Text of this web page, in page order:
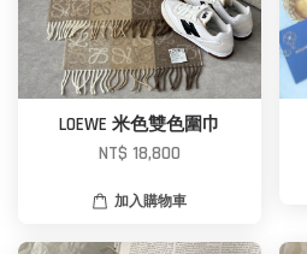
LOEWE 米色雙色圍巾
NT$ 18,800
加入購物車